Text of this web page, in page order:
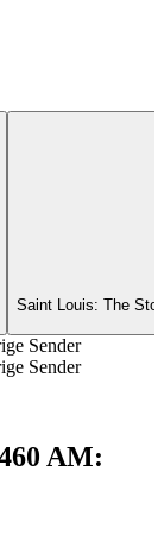
Saint Louis: The
Sender
Sender
AM: